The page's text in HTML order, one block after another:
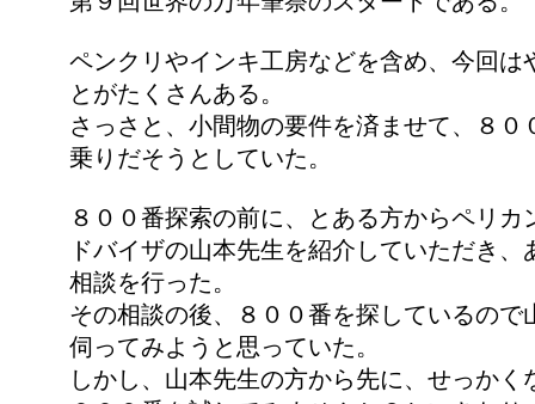
ペンクリやインキ工房などを含め、今回は
とがたくさんある。
さっさと、小間物の要件を済ませて、８０
乗りだそうとしていた。
８００番探索の前に、とある方からペリカ
ドバイザの山本先生を紹介していただき、
相談を行った。
その相談の後、８００番を探しているので
伺ってみようと思っていた。
しかし、山本先生の方から先に、せっかく